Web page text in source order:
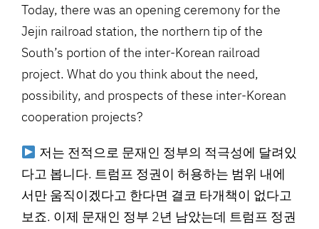
Today, there was an opening ceremony for the
Jejin railroad station, the northern tip of the
South’s portion of the inter-Korean railroad
project. What do you think about the need,
possibility, and prospects of these inter-Korean
cooperation projects?
저는 전적으로 문재인 정부의 적극성에 달려있
다고 봅니다. 트럼프 정권이 허용하는 범위 내에
서만 움직이겠다고 한다면 결코 타개책이 없다고
보죠. 이제 문재인 정부 2년 남았는데 트럼프 정권